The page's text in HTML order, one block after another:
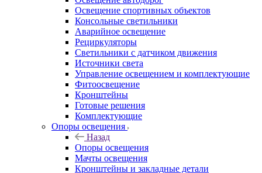
Освещение спортивных объектов
Консольные светильники
Аварийное освещение
Рециркуляторы
Светильники с датчиком движения
Источники света
Управление освещением и комплектующие
Фитоосвещение
Кронштейны
Готовые решения
Комплектующие
Опоры освещения
Назад
Опоры освещения
Мачты освещения
Кронштейны и закладные детали